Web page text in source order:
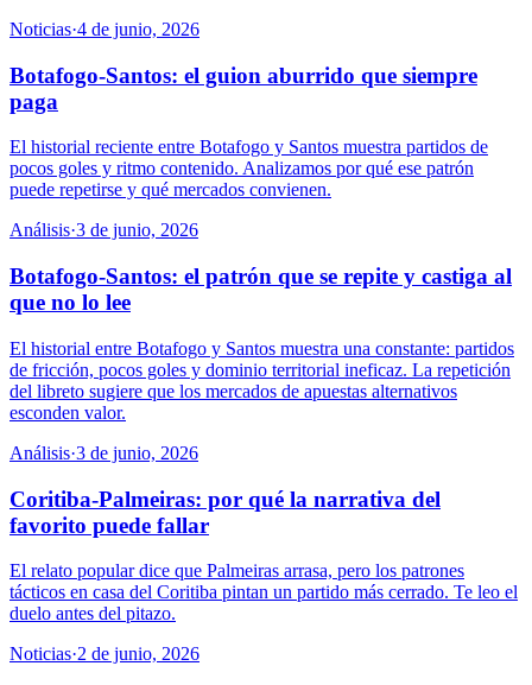
Noticias·4 de junio, 2026
Botafogo-Santos: el guion aburrido que siempre
paga
El historial reciente entre Botafogo y Santos muestra partidos de
pocos goles y ritmo contenido. Analizamos por qué ese patrón
puede repetirse y qué mercados convienen.
Análisis·3 de junio, 2026
Botafogo-Santos: el patrón que se repite y castiga al
que no lo lee
El historial entre Botafogo y Santos muestra una constante: partidos
de fricción, pocos goles y dominio territorial ineficaz. La repetición
del libreto sugiere que los mercados de apuestas alternativos
esconden valor.
Análisis·3 de junio, 2026
Coritiba-Palmeiras: por qué la narrativa del
favorito puede fallar
El relato popular dice que Palmeiras arrasa, pero los patrones
tácticos en casa del Coritiba pintan un partido más cerrado. Te leo el
duelo antes del pitazo.
Noticias·2 de junio, 2026